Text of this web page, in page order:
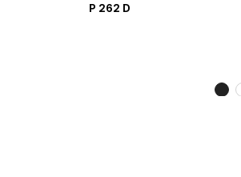
P 262 D